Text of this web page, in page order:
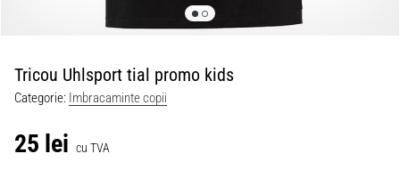
Tricou Uhlsport tial promo kids
Categorie: Imbracaminte copii
25 lei cu TVA